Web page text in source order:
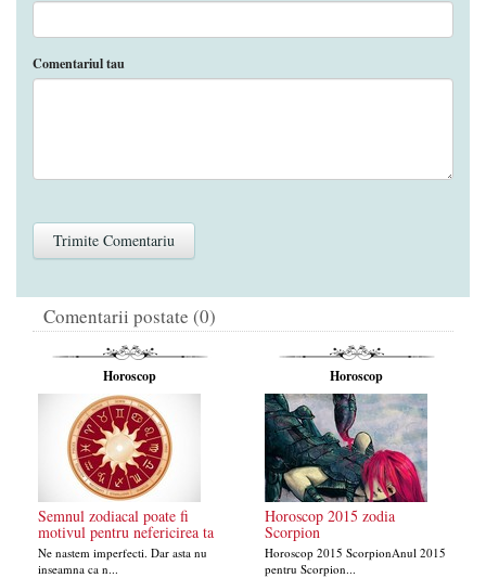
Comentariul tau
Comentarii postate (0)
Horoscop
Semnul zodiacal poate fi
motivul pentru nefericirea ta
Ne nastem imperfecti. Dar asta nu
inseamna ca n...
Horoscop
Horoscop 2015 zodia
Scorpion
Horoscop 2015 ScorpionAnul 2015
pentru Scorpion...